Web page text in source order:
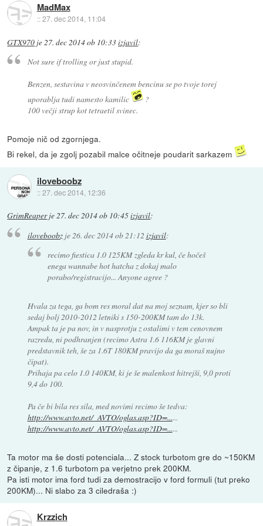
MadMax
::27. dec 2014, 11:04
GTX970 je27. dec 2014 ob 10:33izjavil:
Not sure if trolling or just stupid.
Benzen, sestavina v neosvinčenem bencinu se po tvoje torej
uporablja tudi namesto kamilic
?
100 večji strup kot tetraetil svinec.
Pomoje nič od zgornjega.
Bi rekel, da je zgolj pozabil malce očitneje poudarit sarkazem
iloveboobz
::27. dec 2014, 12:36
GrimReaperje27. dec 2014 ob 10:45izjavil:
iloveboobzje26. dec 2014 ob 21:12 izjavil:
recimo fiestica 1.0 125KM zgleda kr kul, če hočeš
enega wannabe hot hatcha z dokaj malo
porabo/registracijo... Anyone agree ?
Hvala za tega, ga bom res moral dat na moj seznam, kjer so bli
sedaj bolj 2010-2012 letniki s 150-200KM tam do 13k.
Ampak ta je pa nov, in v nasprotju z ostalimi v tem cenovnem
razredu, ni podhranjen (recimo Astra 1.6 116KM je glavni
predstavnik teh, še za 1.6T 180KM pravijo da ga moraš nujno
čipat).
Prihaja pa celo 1.0 140KM, ki je še malenkost hitrejši, 9,0 proti
9,4 do 100.
Pa če bi bila res sila, med novimi recimo še tedva:
http://www.avto.net/_AVTO/oglas.asp?ID=......
http://www.avto.net/_AVTO/oglas.asp?ID=......
Ta motor ma še dosti potenciala... Z stock turbotom gre do ~150KM
z čipanje, z 1.6 turbotom pa verjetno prek 200KM.
Pa isti motor ima ford tudi za demostracijo v ford formuli (tut preko
200KM)... Ni slabo za 3 ciledraša :)
Krzzich